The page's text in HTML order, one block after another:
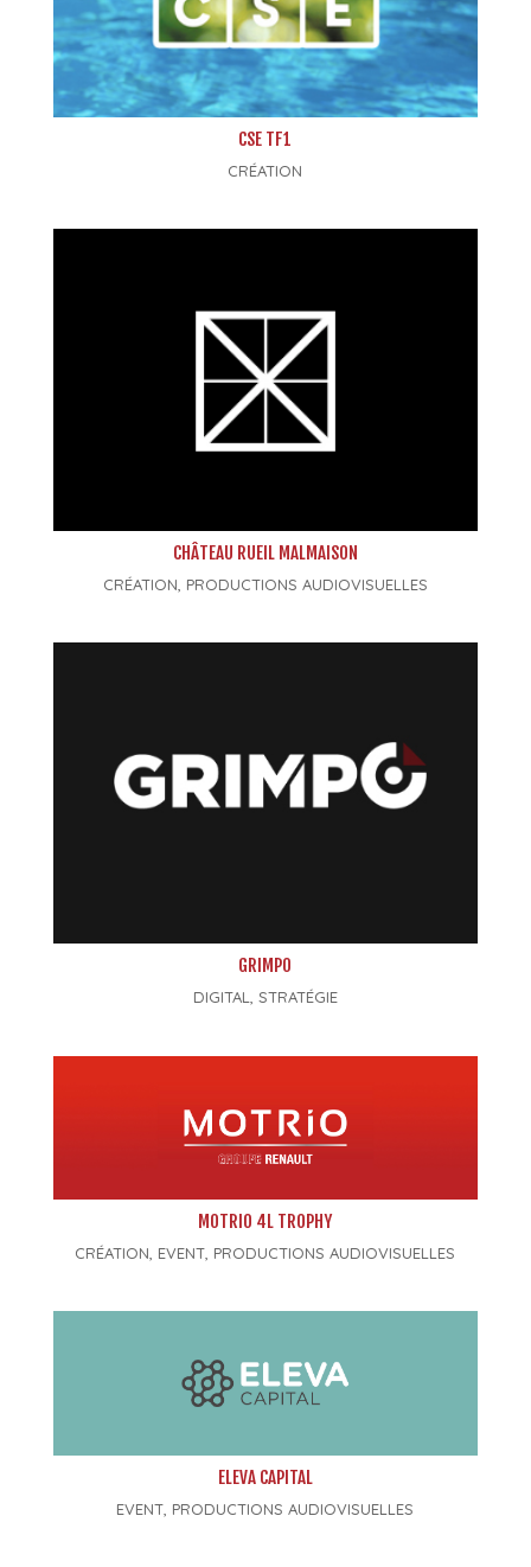
CSE TF1
CRÉATION
CHÂTEAU RUEIL MALMAISON
CRÉATION PRODUCTIONS AUDIOVISUELLES
GRIMPO
DIGITAL, STRATÉGIE
MOTRIO 4L TROPHY
CRÉATION EVENT PRODUCTIONS AUDIOVISUELLES
ELEVA CAPITAL
EVENT PRODUCTIONS AUDIOVISUELLES